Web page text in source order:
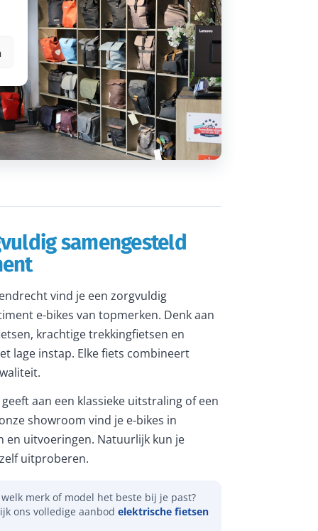
samengesteld
vind je een zorgvuldig
e-bikes van topmerken. Denk aan
krachtige trekkingfietsen en
lage instap. Elke fiets combineert
aan een klassieke uitstraling of een
showroom vind je e-bikes in
en uitvoeringen. Natuurlijk kun je
uitproberen.
merk of model het beste bij je past?
ons volledige aanbod elektrische fietsen